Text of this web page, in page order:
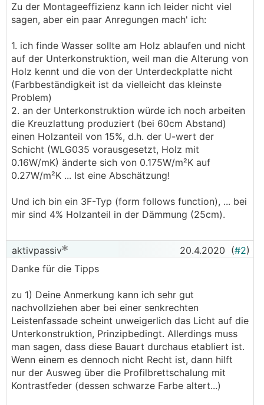
Zu der Montageeffizienz kann ich leider nicht viel
sagen, aber ein paar Anregungen mach' ich:
1. ich finde Wasser sollte am Holz ablaufen und nicht
auf der Unterkonstruktion, weil man die Alterung von
Holz kennt und die von der Unterdeckplatte nicht
(Farbbeständigkeit ist da vielleicht das kleinste
Problem)
2. an der Unterkonstruktion würde ich noch arbeiten
die Kreuzlattung produziert (bei 60cm Abstand)
einen Holzanteil von 15%, d.h. der U-wert der
Schicht (WLG035 vorausgesetzt, Holz mit
0.16W/mK) änderte sich von 0.175W/m²K auf
0.27W/m²K ... Ist eine Abschätzung!
Und ich bin ein 3F-Typ (form follows function), ... bei
mir sind 4% Holzanteil in der Dämmung (25cm).
aktivpassiv 20.4.2020 (#2)
Danke für die Tipps
zu 1) Deine Anmerkung kann ich sehr gut
nachvollziehen aber bei einer senkrechten
Leistenfassade scheint unweigerlich das Licht auf die
Unterkonstruktion, Prinzipbedingt. Allerdings muss
man sagen, dass diese Bauart durchaus etabliert ist.
Wenn einem es dennoch nicht Recht ist, dann hilft
nur der Ausweg über die Profilbrettschalung mit
Kontrastfeder (dessen schwarze Farbe altert...)